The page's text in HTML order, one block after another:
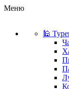
Меню
🕌